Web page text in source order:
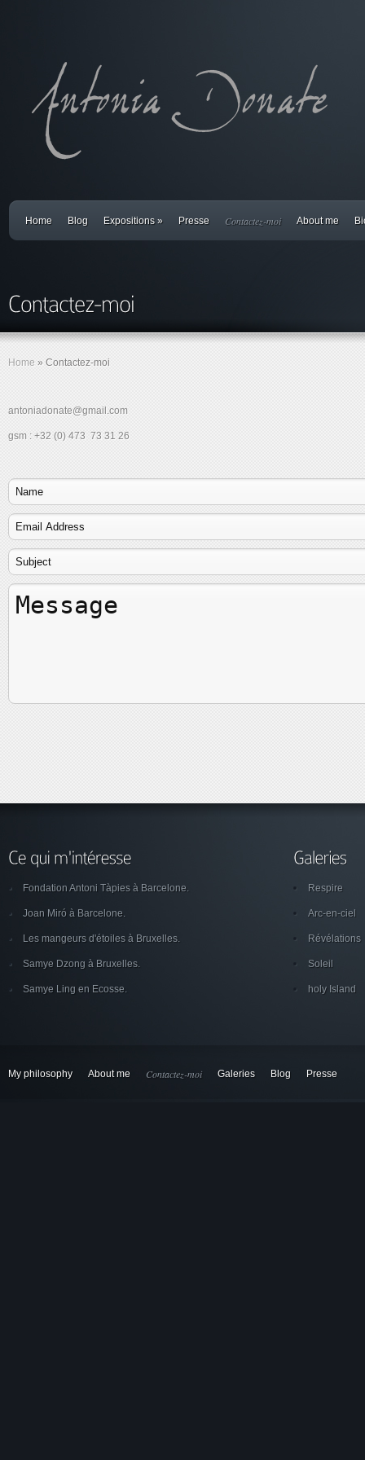
Home Blog Expositions» Presse Contactez-moi About me
Home » Contactez-moi
antoniadonate@gmail.com
gsm : +32 (0) 473 73 31 26
Fondation Antoni Tàpies à Barcelone.
Joan Miró à Barcelone.
Les mangeurs d'étoiles à Bruxelles.
Samye Dzong à Bruxelles.
Samye Ling en Ecosse.
Respire
Arc-en-ciel
Révélations
Soleil
holy Island
My philosophy About me Contactez-moi Galeries Blog Presse